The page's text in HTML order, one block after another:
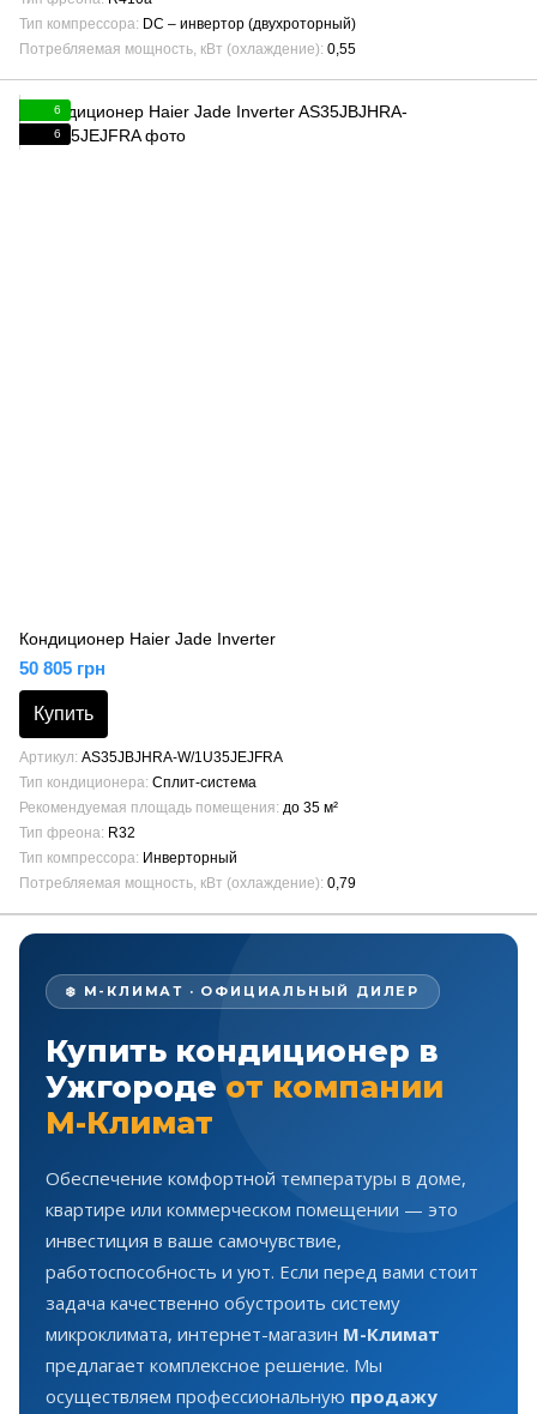
Тип компрессора DC – инвертор (двухроторный)
Потребляемая мощность, кВт (охлаждение) 0,55
6
6
Кондиционер Haier Jade Inverter
50 805 грн
Купить
Артикул AS35JBJHRA-W/1U35JEJFRA
Тип кондиционера Сплит-система
Рекомендуемая площадь помещения до 35 м²
Тип фреона R32
Тип компрессора Инверторный
Потребляемая мощность, кВт (охлаждение) 0,79
❄️ М-КЛИМАТ · ОФИЦИАЛЬНЫЙ ДИЛЕР
Купить кондиционер в
Ужгороде от компании
М-Климат
Обеспечение комфортной температуры в доме,
квартире или коммерческом помещении — это
инвестиция в ваше самочувствие,
работоспособность и уют. Если перед вами стоит
задача качественно обустроить систему
микроклимата, интернет-магазин М-Климат
предлагает комплексное решение. Мы
осуществляем профессиональную продажу